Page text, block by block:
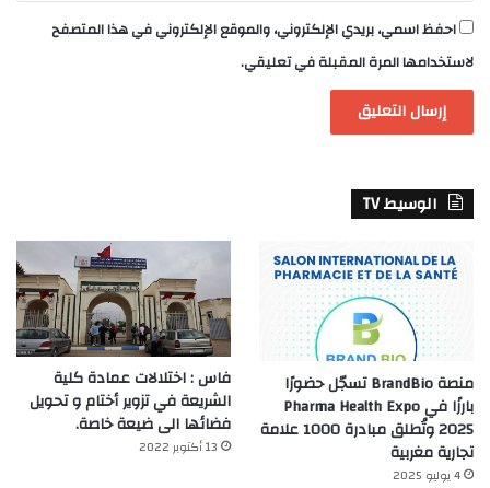
احفظ اسمي، بريدي الإلكتروني، والموقع الإلكتروني في هذا المتصفح
لاستخدامها المرة المقبلة في تعليقي.
الوسيط TV
منصة BrandBio تسجّل حضورًا
بارزًا في Pharma Health Expo
2025 وتُطلق مبادرة 1000 علامة
تجارية مغربية
4 يوليو 2025
فاس : اختلالات عمادة كلية
الشريعة في تزوير أختام و تحويل
فضائها الى ضيعة خاصة.
13 أكتوبر 2022